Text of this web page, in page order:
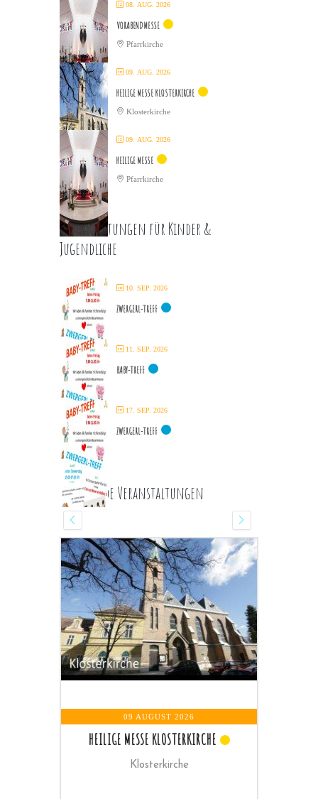
08. AUG. 2026
VORABENDMESSE
Pfarrkirche
09. AUG. 2026
HEILIGE MESSE KLOSTERKIRCHE
Klosterkirche
09. AUG. 2026
HEILIGE MESSE
Pfarrkirche
Veranstaltungen für Kinder &
Jugendliche
10. SEP. 2026
ZWERGERL-TREFF
11. SEP. 2026
BABY-TREFF
17. SEP. 2026
ZWERGERL-TREFF
Kommende Veranstaltungen
09 AUGUST 2026
HEILIGE MESSE KLOSTERKIRCHE
Klosterkirche